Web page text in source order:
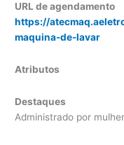
URL de agendamento
https://
maquina-de-lavar
Atributos
Destaques
Administrado por